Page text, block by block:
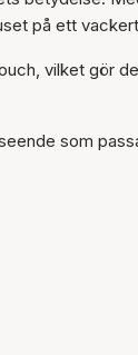
på ett
vilket gör
som